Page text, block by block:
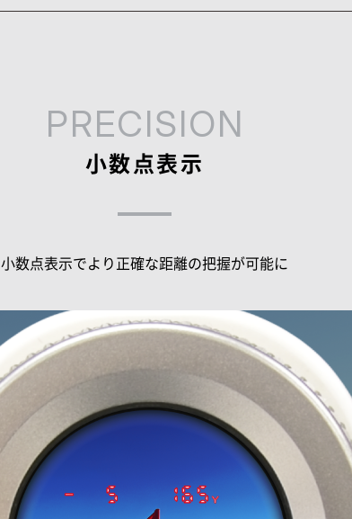
PRECISION
小数点表示
小数点表示でより正確な距離の把握が可能に